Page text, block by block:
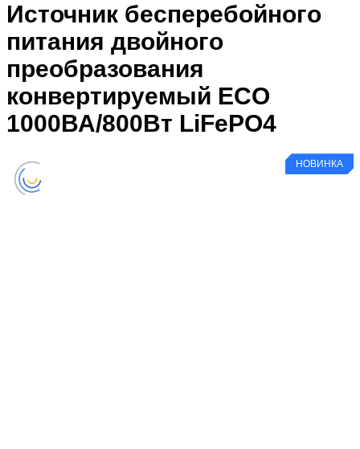
Источник бесперебойного
питания двойного
преобразования
конвертируемый ECO
1000ВА/800Вт LiFePO4
НОВИНКА